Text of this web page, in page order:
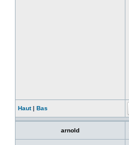
Haut| Bas
arnold